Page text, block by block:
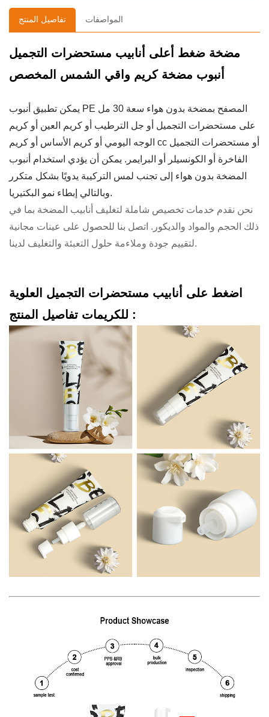
تفاصيل المنتج المواصفات
مضخة ضغط أعلى أنابيب مستحضرات التجميل
أنبوب مضخة كريم واقي الشمس المخصص
يمكن تطبيق أنبوب PE المصفح بمضخة بدون هواء سعة 30 مل
على مستحضرات التجميل أو جل الترطيب أو كريم العين أو كريم
الوجه اليومي أو كريم الأساس أو كريم cc أو مستحضرات التجميل
الفاخرة أو الكونسيلر أو البرايمر. يمكن أن يؤدي استخدام أنبوب
المضخة بدون هواء إلى تجنب لمس التركيبة يدويًا بشكل متكرر
وبالتالي إبطاء نمو البكتيريا.
نحن نقدم خدمات تخصيص شاملة لتغليف أنابيب المضخة بما في
ذلك الحجم والمواد والديكور. اتصل بنا للحصول على عينات مجانية
لتقييم جودة وملاءمة حلول التعبئة والتغليف لدينا.
اضغط على أنابيب مستحضرات التجميل العلوية
للكريمات تفاصيل المنتج :